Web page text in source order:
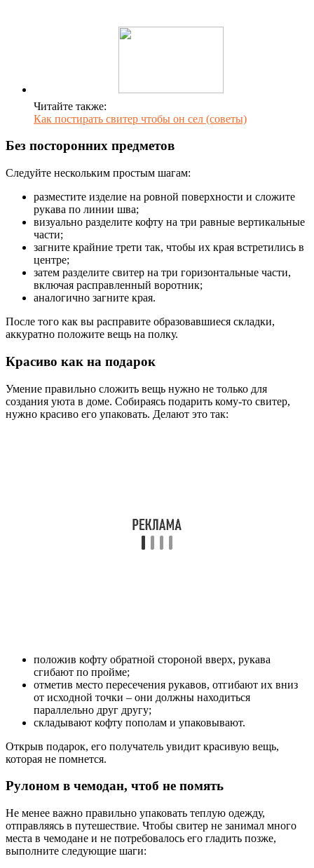
Читайте также:
Как постирать свитер чтобы он сел (советы)
Без посторонних предметов
Следуйте нескольким простым шагам:
разместите изделие на ровной поверхности и сложите
рукава по линии шва;
визуально разделите кофту на три равные вертикальные
части;
загните крайние трети так, чтобы их края встретились в
центре;
затем разделите свитер на три горизонтальные части,
включая расправленный воротник;
аналогично загните края.
После того как вы расправите образовавшиеся складки,
аккуратно положите вещь на полку.
Красиво как на подарок
Умение правильно сложить вещь нужно не только для
создания уюта в доме. Собираясь подарить кому-то свитер,
нужно красиво его упаковать. Делают это так:
положив кофту обратной стороной вверх, рукава
сгибают по пройме;
отметив место пересечения рукавов, отгибают их вниз
от исходной точки – они должны находиться
параллельно друг другу;
складывают кофту пополам и упаковывают.
Открыв подарок, его получатель увидит красивую вещь,
которая не помнется.
Рулоном в чемодан, чтоб не помять
Не менее важно правильно упаковать теплую одежду,
отправляясь в путешествие. Чтобы свитер не занимал много
места в чемодане и не потребовалось его гладить позже,
выполните следующие шаги: